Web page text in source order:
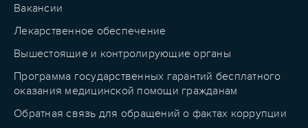
Вакансии
Лекарственное обеспечение
Вышестоящие и контролирующие органы
Программа государственных гарантий бесплатного
оказания медицинской помощи гражданам
Обратная связь для обращений о фактах коррупции